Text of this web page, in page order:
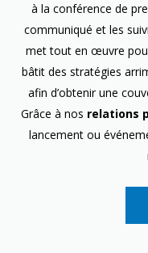
à la conférence de
communiqué et les
met tout en œuvre
bâtit des stratégies
afin d’obtenir une
Grâce à nos relations
lancement ou